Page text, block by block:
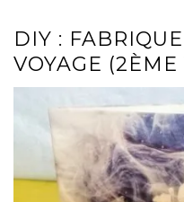
DIY :
VOYAGE (2ÈME